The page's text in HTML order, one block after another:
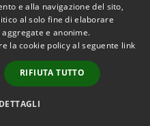
Copyright © 2026 • Comune di
Montegranaro • Powered by
Municipium•
Accesso
redazione
e alla navigazione del sito,
al solo fine di elaborare
e anonime.
la cookie policy al seguente link
RIFIUTA TUTTO